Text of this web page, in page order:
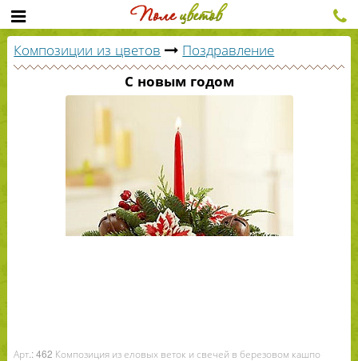
Композиции из цветов Поздравление
С новым годом
Арт.: 462 Композиция из еловых веток и свечей в березовом кашпо